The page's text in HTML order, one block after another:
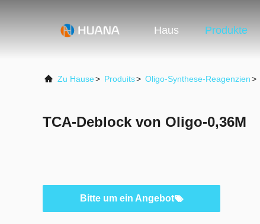
Haus Produkte
Zu Hause> Produits> Oligo-Synthese-Reagenzien>
TCA-Deblock von Oligo-0,36M
Bitte um ein Angebot